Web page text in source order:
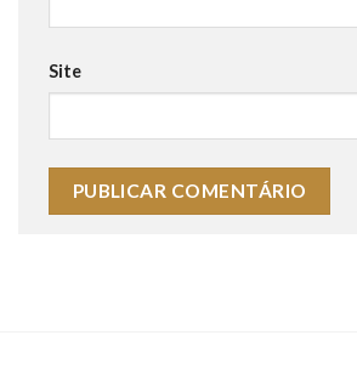
Site